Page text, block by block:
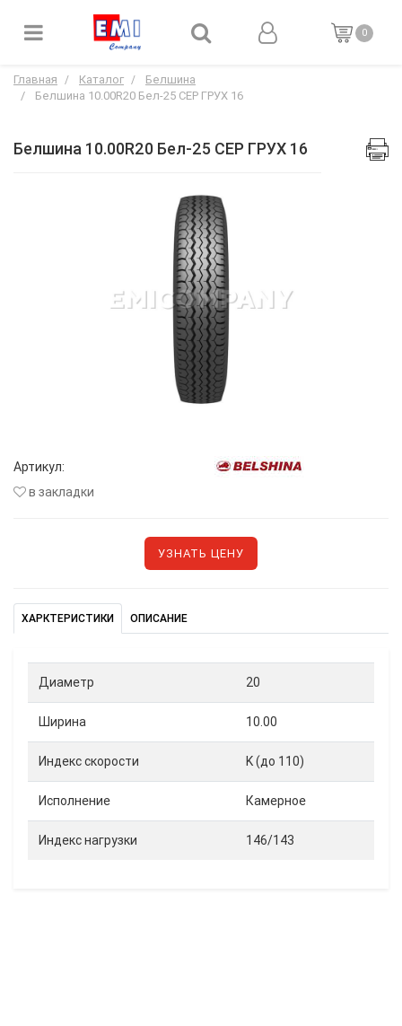
0
Главная Каталог
Белшина
Белшина 10.00R20 Бел-25 СЕР ГРУХ 16
Белшина 10.00R20 Бел-25 СЕР ГРУХ 16
Артикул:
в закладки
УЗНАТЬ ЦЕНУ
ХАРКТЕРИСТИКИ ОПИСАНИЕ
Диаметр 20
Ширина 10.00
Индекс скорости K (до 110)
Исполнение Камерное
Индекс нагрузки 146/143